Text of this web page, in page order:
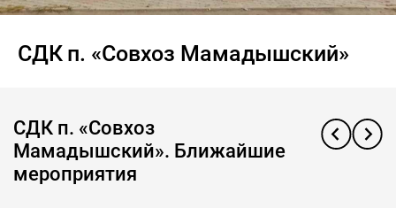
СДК п. «Совхоз Мамадышский»
СДК п. «Совхоз
Мамадышский». Ближайшие
мероприятия